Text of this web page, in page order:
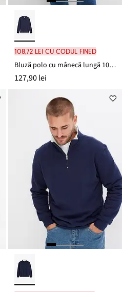
108,72 lei cu codul FINED
Bluză polo cu mânecă lungă 100% din bumbac organic
127,90 lei